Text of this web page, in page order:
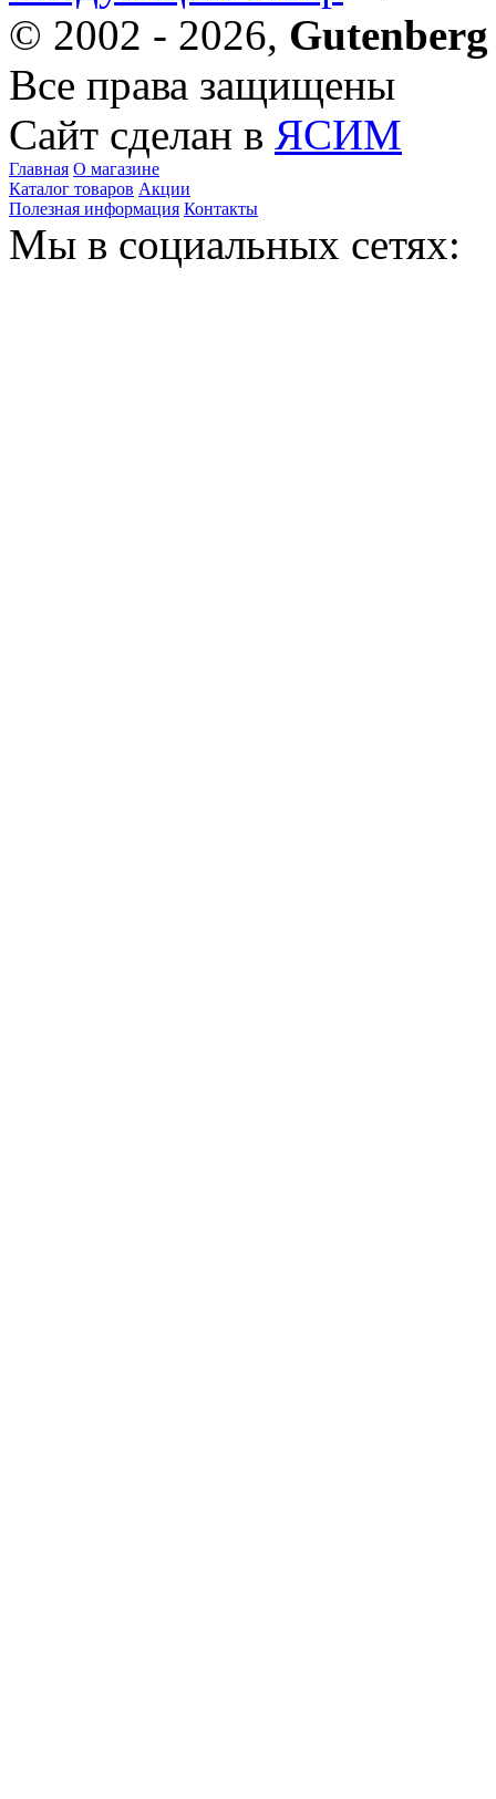
© 2002 - 2026, Gutenberg
Все права защищены
Сайт сделан в ЯСИМ
Главная О магазине
Каталог товаров Акции
Полезная информация Контакты
Мы в социальных сетях: